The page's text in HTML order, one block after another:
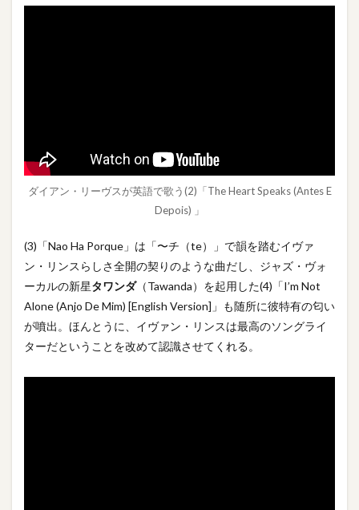
ダイアン・リーヴスが英語で歌う(2)「The Heart Speaks (Antes E
Depois) 」
(3)「Nao Ha Porque」は「〜チ（te）」で韻を踏むイヴァ
ン・リンスらしさ全開の契りのような曲だし、ジャズ・ヴォ
ーカルの新星タワンダ（Tawanda）を起用した(4)「I’m Not
Alone (Anjo De Mim) [English Version]」も随所に彼特有の匂い
が噴出。ほんとうに、イヴァン・リンスは最高のソングライ
ターだということを改めて認識させてくれる。